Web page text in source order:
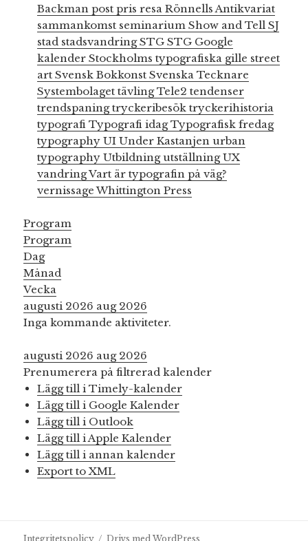
BackmanpostprisresaRönnells Antikvariat
sammankomst seminariumShow and TellSJ
stad stadsvandringSTGSTG Google
kalenderStockholms typografiska gille street
artSvensk BokkonstSvenska Tecknare
SystembolagettävlingTele2tendenser
trendspaningtryckeribesöktryckerihistoria
typografiTypografi idagTypografisk fredag
typographyUIUnder Kastanjenurban
typographyUtbildningutställningUX
vandringVart är typografin på väg?
vernissageWhittington Press
Program
Program
Dag
Månad
Vecka
augusti 2026 aug 2026
Inga kommande aktiviteter.
augusti 2026 aug 2026
Prenumerera på filtrerad kalender
Lägg till i Timely-kalender
Lägg till i Google Kalender
Lägg till i Outlook
Lägg till i Apple Kalender
Lägg till i annan kalender
Export to XML
Integritetspolicy Drivs med WordPress